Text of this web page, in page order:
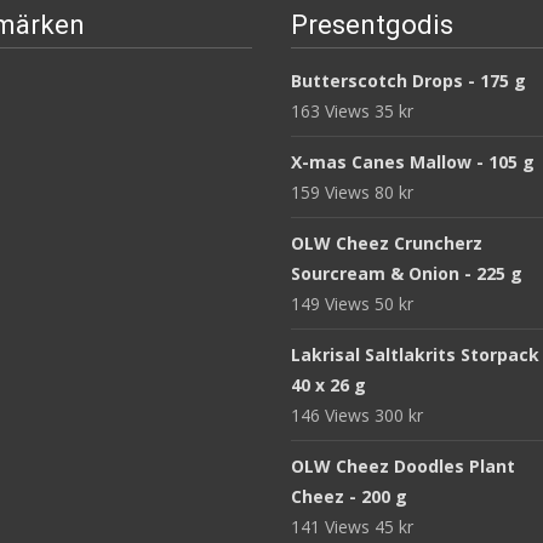
Presentgodis
Butterscotch Drops - 175 g
163 Views 35 kr
X-mas Canes Mallow - 105 g
159 Views 80 kr
OLW Cheez Cruncherz
Sourcream & Onion - 225 g
149 Views 50 kr
Lakrisal Saltlakrits Storpack
40 x 26 g
146 Views 300 kr
OLW Cheez Doodles Plant
Cheez - 200 g
141 Views 45 kr